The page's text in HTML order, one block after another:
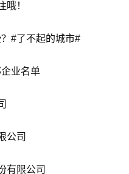
哦！
#了不起的城市#
业名单
公司
有限公司